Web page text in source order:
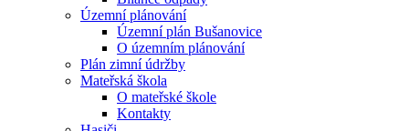
Územní plánování
Územní plán Bušanovice
O územním plánování
Plán zimní údržby
Mateřská škola
O mateřské škole
Kontakty